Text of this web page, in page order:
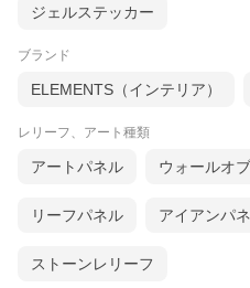
ジェルステッカー
ブランド
ELEMENTS（インテリア）
レリーフ、アート種類
アートパネル ウォールオ
リーフパネル アイアンパ
ストーンレリーフ